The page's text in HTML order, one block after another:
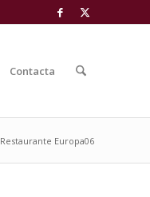
Contacta
Restaurante Europa06